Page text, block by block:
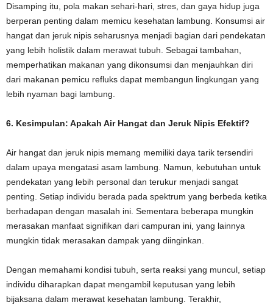
Disamping itu, pola makan sehari-hari, stres, dan gaya hidup juga
berperan penting dalam memicu kesehatan lambung. Konsumsi air
hangat dan jeruk nipis seharusnya menjadi bagian dari pendekatan
yang lebih holistik dalam merawat tubuh. Sebagai tambahan,
memperhatikan makanan yang dikonsumsi dan menjauhkan diri
dari makanan pemicu refluks dapat membangun lingkungan yang
lebih nyaman bagi lambung.
6. Kesimpulan: Apakah Air Hangat dan Jeruk Nipis Efektif?
Air hangat dan jeruk nipis memang memiliki daya tarik tersendiri
dalam upaya mengatasi asam lambung. Namun, kebutuhan untuk
pendekatan yang lebih personal dan terukur menjadi sangat
penting. Setiap individu berada pada spektrum yang berbeda ketika
berhadapan dengan masalah ini. Sementara beberapa mungkin
merasakan manfaat signifikan dari campuran ini, yang lainnya
mungkin tidak merasakan dampak yang diinginkan.
Dengan memahami kondisi tubuh, serta reaksi yang muncul, setiap
individu diharapkan dapat mengambil keputusan yang lebih
bijaksana dalam merawat kesehatan lambung. Terakhir,